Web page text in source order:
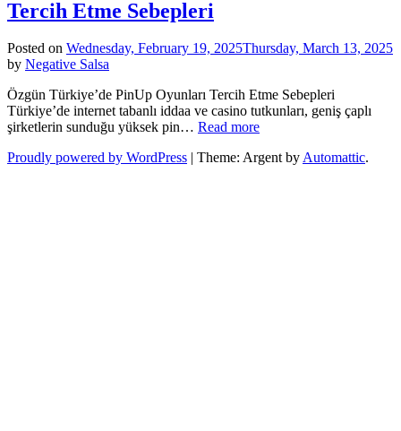
Tercih Etme Sebepleri
Posted on Wednesday, February 19, 2025Thursday, March 13, 2025
by Negative Salsa
Özgün Türkiye’de PinUp Oyunları Tercih Etme Sebepleri
Türkiye’de internet tabanlı iddaa ve casino tutkunları, geniş çaplı
şirketlerin sunduğu yüksek pin… Read moreÖzgün
PinUp
Proudly powered by WordPress Theme: Argent byAutomattic.